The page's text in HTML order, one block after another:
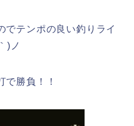
でテンポの良い釣りライ
)ノ
で勝負！！